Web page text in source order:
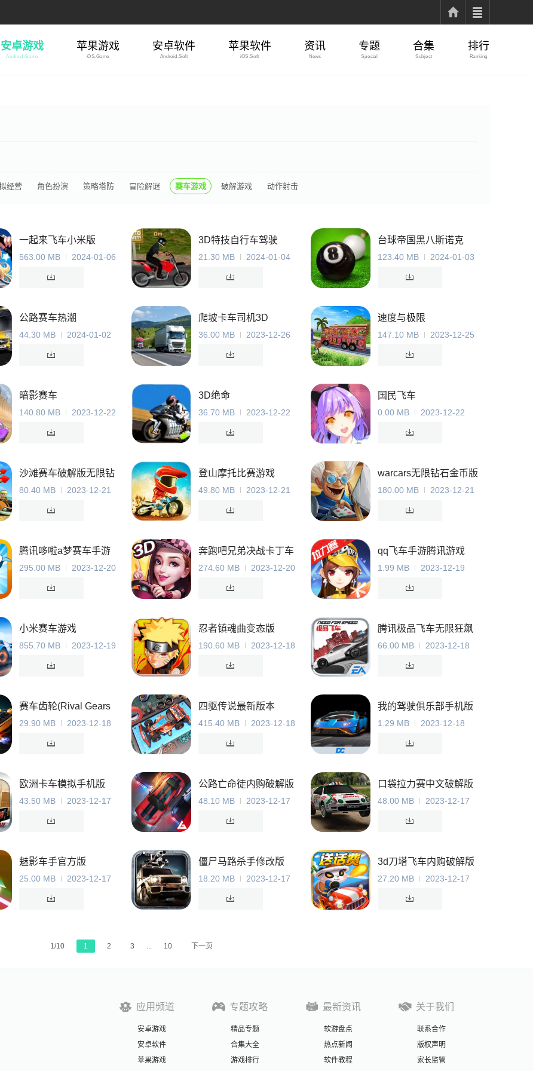
安卓游戏
Android.Game
苹果游戏
iOS.Game
安卓软件
Android.Soft
苹果软件
iOS.Soft
资讯
News
专题
Special
合集
Subject
排行
Ranking
经营 角色扮演 策略塔防 冒险解谜 赛车游戏 破解游戏 动作射击
一起来飞车小米版
563.00 MB 2024-01-06
3D特技自行车驾驶
21.30 MB 2024-01-04
台球帝国黑八斯诺克
123.40 MB 2024-01-03
公路赛车热潮
44.30 MB 2024-01-02
爬坡卡车司机3D
36.00 MB 2023-12-26
速度与极限
147.10 MB 2023-12-25
暗影赛车
140.80 MB 2023-12-22
3D绝命
36.70 MB 2023-12-22
国民飞车
0.00 MB 2023-12-22
沙滩赛车破解版无限钻
石版
80.40 MB 2023-12-21
登山摩托比赛游戏
49.80 MB 2023-12-21
warcars无限钻石金币版
180.00 MB 2023-12-21
腾讯哆啦a梦赛车手游
295.00 MB 2023-12-20
奔跑吧兄弟决战卡丁车
游戏正版
274.60 MB 2023-12-20
qq飞车手游腾讯游戏
1.99 MB 2023-12-19
小米赛车游戏
855.70 MB 2023-12-19
忍者镇魂曲变态版
190.60 MB 2023-12-18
腾讯极品飞车无限狂飙
手游
66.00 MB 2023-12-18
赛车齿轮(Rival Gears
Racing)
29.90 MB 2023-12-18
四驱传说最新版本
415.40 MB 2023-12-18
我的驾驶俱乐部手机版
1.29 MB 2023-12-18
欧洲卡车模拟手机版
43.50 MB 2023-12-17
公路亡命徒内购破解版
48.10 MB 2023-12-17
口袋拉力赛中文破解版
48.00 MB 2023-12-17
魅影车手官方版
25.00 MB 2023-12-17
僵尸马路杀手修改版
18.20 MB 2023-12-17
3d刀塔飞车内购破解版
27.20 MB 2023-12-17
1/10 1 2 3 ... 10 下一页
应用频道
安卓游戏
安卓软件
苹果游戏
专题攻略
精品专题
合集大全
游戏排行
最新资讯
软游盘点
热点新闻
软件教程
关于我们
联系合作
版权声明
家长监管